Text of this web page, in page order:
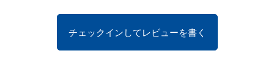
チェックインしてレビューを書く